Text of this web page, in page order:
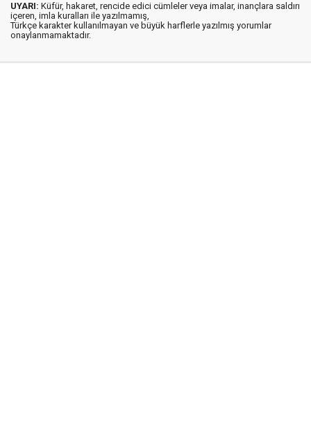
UYARI: Küfür, hakaret, rencide edici cümleler veya imalar, inançlara saldırı
içeren, imla kuralları ile yazılmamış,
Türkçe karakter kullanılmayan ve büyük harflerle yazılmış yorumlar
onaylanmamaktadır.